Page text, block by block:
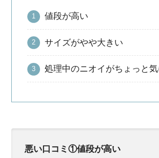
値段が高い
サイズがやや大きい
処理中のニオイがちょっと
悪い口コミ①値段が高い